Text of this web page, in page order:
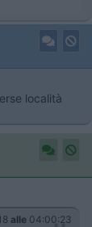
località
alle 04:00:23